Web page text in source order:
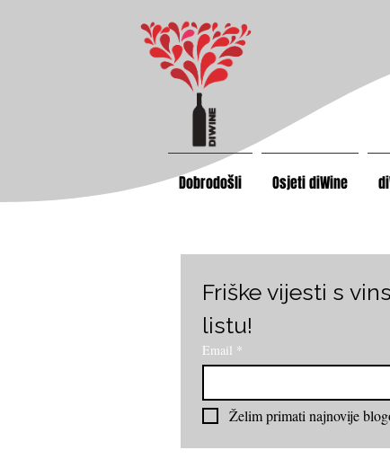
Dobrodošli Osjeti diWine
Friške vijesti s
listu!
Email *
Želim primati najnovije